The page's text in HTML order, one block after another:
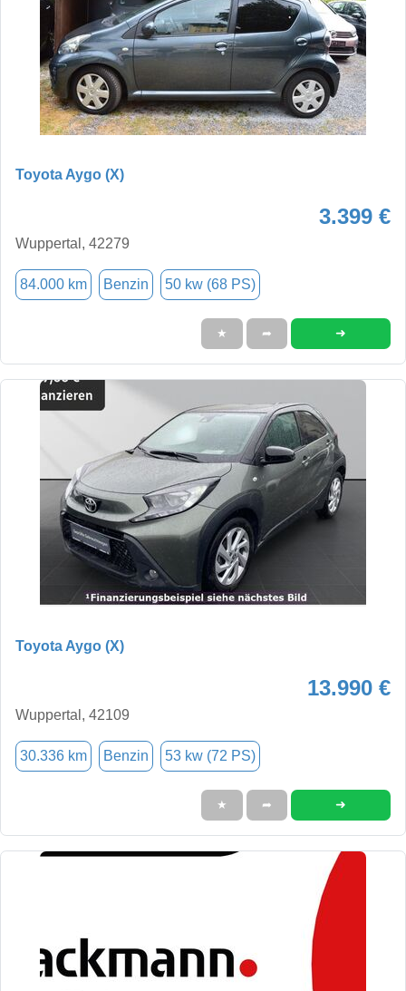
Toyota Aygo (X)
3.399 €
Wuppertal, 42279
84.000 km Benzin 50 kw (68 PS)
★ ➦ ➜
Toyota Aygo (X)
13.990 €
Wuppertal, 42109
30.336 km Benzin 53 kw (72 PS)
★ ➦ ➜